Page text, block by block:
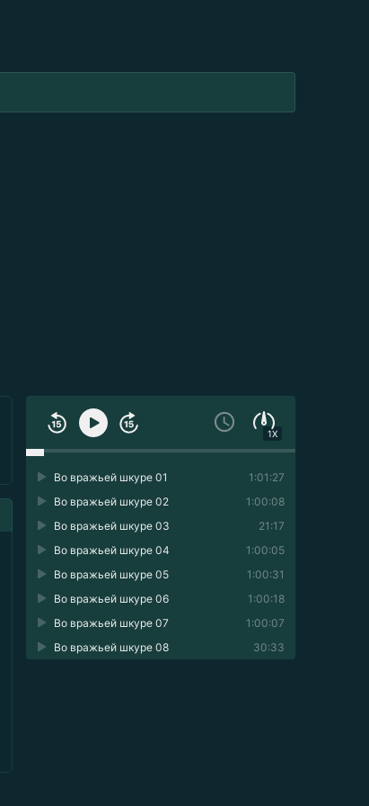
1X
1:01:27
Во вражьей шкуре 01
1:00:08
Во вражьей шкуре 02
21:17
Во вражьей шкуре 03
1:00:05
Во вражьей шкуре 04
1:00:31
Во вражьей шкуре 05
1:00:18
Во вражьей шкуре 06
1:00:07
Во вражьей шкуре 07
30:33
Во вражьей шкуре 08